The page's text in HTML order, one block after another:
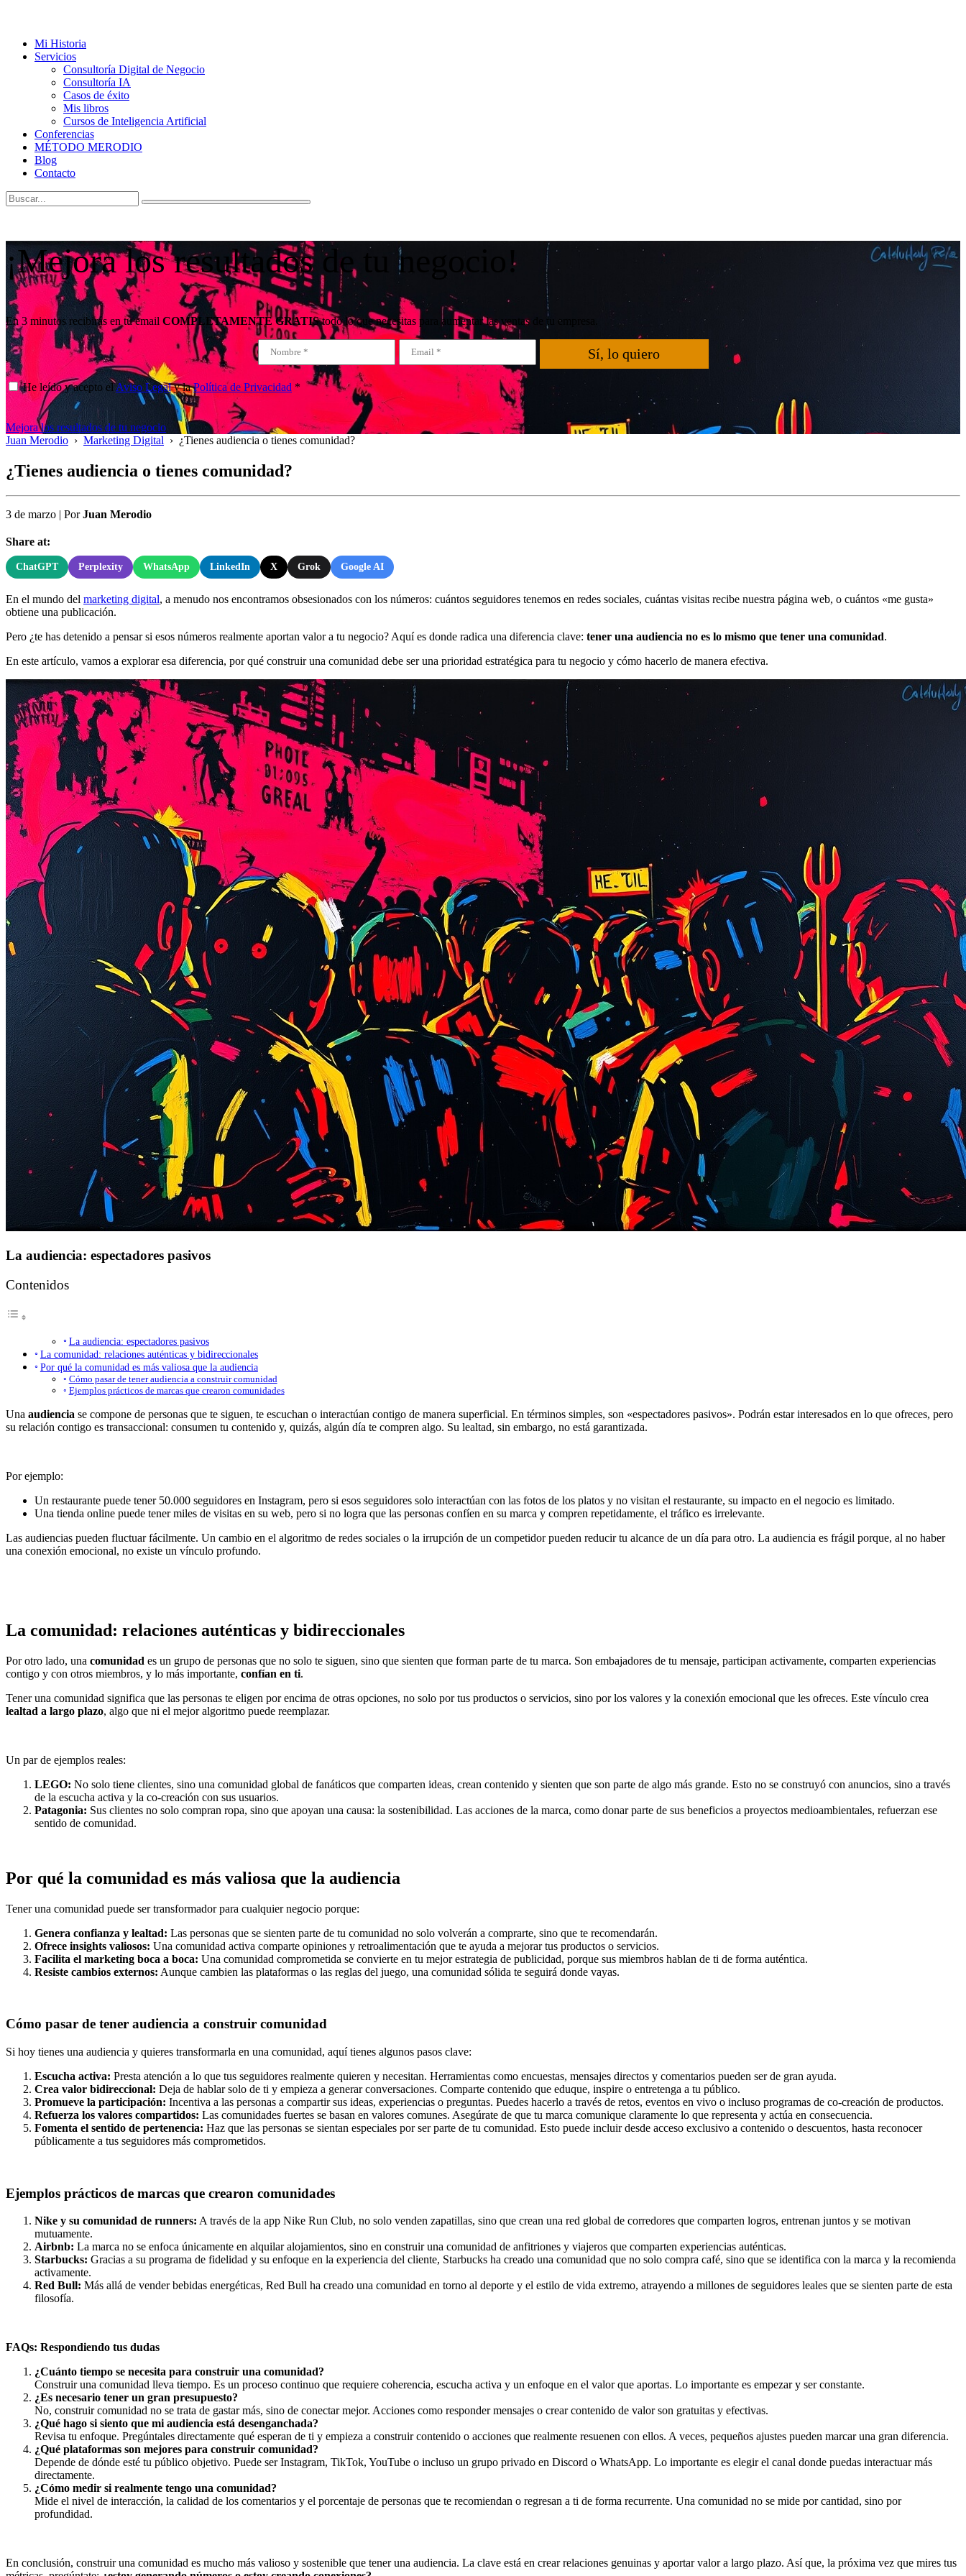
Mi Historia
Servicios
Consultoría Digital de Negocio
Consultoría IA
Casos de éxito
Mis libros
Cursos de Inteligencia Artificial
Conferencias
MÉTODO MERODIO
Blog
Contacto
¡Mejora los resultados de tu negocio!
En 3 minutos recibirás en tu email COMPLETAMENTE GRATIStodo lo que necesitas para aumentar las ventas de tu empresa.
Sí, lo quiero
He leído y acepto elAviso Legaly laPolítica de Privacidad *
Mejora los resultados de tu negocio
Juan Merodio › Marketing Digital › ¿Tienes audiencia o tienes comunidad?
¿Tienes audiencia o tienes comunidad?
3 de marzo | PorJuan Merodio
Share at:
ChatGPT Perplexity WhatsApp LinkedIn X Grok Google AI
En el mundo del marketing digital, a menudo nos encontramos obsesionados con los números: cuántos seguidores tenemos en redes sociales, cuántas visitas recibe nuestra página web, o cuántos «me gusta»
obtiene una publicación.
Pero ¿te has detenido a pensar si esos números realmente aportan valor a tu negocio? Aquí es donde radica una diferencia clave: tener una audiencia no es lo mismo que tener una comunidad.
En este artículo, vamos a explorar esa diferencia, por qué construir una comunidad debe ser una prioridad estratégica para tu negocio y cómo hacerlo de manera efectiva.
La audiencia: espectadores pasivos
Contenidos
La audiencia: espectadores pasivos
La comunidad: relaciones auténticas y bidireccionales
Por qué la comunidad es más valiosa que la audiencia
Cómo pasar de tener audiencia a construir comunidad
Ejemplos prácticos de marcas que crearon comunidades
Una audiencia se compone de personas que te siguen, te escuchan o interactúan contigo de manera superficial. En términos simples, son «espectadores pasivos». Podrán estar interesados en lo que ofreces, pero
su relación contigo es transaccional: consumen tu contenido y, quizás, algún día te compren algo. Su lealtad, sin embargo, no está garantizada.
Por ejemplo:
Un restaurante puede tener 50.000 seguidores en Instagram, pero si esos seguidores solo interactúan con las fotos de los platos y no visitan el restaurante, su impacto en el negocio es limitado.
Una tienda online puede tener miles de visitas en su web, pero si no logra que las personas confíen en su marca y compren repetidamente, el tráfico es irrelevante.
Las audiencias pueden fluctuar fácilmente. Un cambio en el algoritmo de redes sociales o la irrupción de un competidor pueden reducir tu alcance de un día para otro. La audiencia es frágil porque, al no haber
una conexión emocional, no existe un vínculo profundo.
La comunidad: relaciones auténticas y bidireccionales
Por otro lado, una comunidad es un grupo de personas que no solo te siguen, sino que sienten que forman parte de tu marca. Son embajadores de tu mensaje, participan activamente, comparten experiencias
contigo y con otros miembros, y lo más importante, confían en ti.
Tener una comunidad significa que las personas te eligen por encima de otras opciones, no solo por tus productos o servicios, sino por los valores y la conexión emocional que les ofreces. Este vínculo crea
lealtad a largo plazo, algo que ni el mejor algoritmo puede reemplazar.
Un par de ejemplos reales:
LEGO: No solo tiene clientes, sino una comunidad global de fanáticos que comparten ideas, crean contenido y sienten que son parte de algo más grande. Esto no se construyó con anuncios, sino a través
de la escucha activa y la co-creación con sus usuarios.
Patagonia: Sus clientes no solo compran ropa, sino que apoyan una causa: la sostenibilidad. Las acciones de la marca, como donar parte de sus beneficios a proyectos medioambientales, refuerzan ese
sentido de comunidad.
Por qué la comunidad es más valiosa que la audiencia
Tener una comunidad puede ser transformador para cualquier negocio porque:
Genera confianza y lealtad: Las personas que se sienten parte de tu comunidad no solo volverán a comprarte, sino que te recomendarán.
Ofrece insights valiosos: Una comunidad activa comparte opiniones y retroalimentación que te ayuda a mejorar tus productos o servicios.
Facilita el marketing boca a boca: Una comunidad comprometida se convierte en tu mejor estrategia de publicidad, porque sus miembros hablan de ti de forma auténtica.
Resiste cambios externos: Aunque cambien las plataformas o las reglas del juego, una comunidad sólida te seguirá donde vayas.
Cómo pasar de tener audiencia a construir comunidad
Si hoy tienes una audiencia y quieres transformarla en una comunidad, aquí tienes algunos pasos clave:
Escucha activa: Presta atención a lo que tus seguidores realmente quieren y necesitan. Herramientas como encuestas, mensajes directos y comentarios pueden ser de gran ayuda.
Crea valor bidireccional: Deja de hablar solo de ti y empieza a generar conversaciones. Comparte contenido que eduque, inspire o entretenga a tu público.
Promueve la participación: Incentiva a las personas a compartir sus ideas, experiencias o preguntas. Puedes hacerlo a través de retos, eventos en vivo o incluso programas de co-creación de productos.
Refuerza los valores compartidos: Las comunidades fuertes se basan en valores comunes. Asegúrate de que tu marca comunique claramente lo que representa y actúa en consecuencia.
Fomenta el sentido de pertenencia: Haz que las personas se sientan especiales por ser parte de tu comunidad. Esto puede incluir desde acceso exclusivo a contenido o descuentos, hasta reconocer
públicamente a tus seguidores más comprometidos.
Ejemplos prácticos de marcas que crearon comunidades
Nike y su comunidad de runners: A través de la app Nike Run Club, no solo venden zapatillas, sino que crean una red global de corredores que comparten logros, entrenan juntos y se motivan
mutuamente.
Airbnb: La marca no se enfoca únicamente en alquilar alojamientos, sino en construir una comunidad de anfitriones y viajeros que comparten experiencias auténticas.
Starbucks: Gracias a su programa de fidelidad y su enfoque en la experiencia del cliente, Starbucks ha creado una comunidad que no solo compra café, sino que se identifica con la marca y la recomienda
activamente.
Red Bull: Más allá de vender bebidas energéticas, Red Bull ha creado una comunidad en torno al deporte y el estilo de vida extremo, atrayendo a millones de seguidores leales que se sienten parte de esta
filosofía.
FAQs: Respondiendo tus dudas
¿Cuánto tiempo se necesita para construir una comunidad?
Construir una comunidad lleva tiempo. Es un proceso continuo que requiere coherencia, escucha activa y un enfoque en el valor que aportas. Lo importante es empezar y ser constante.
¿Es necesario tener un gran presupuesto?
No, construir comunidad no se trata de gastar más, sino de conectar mejor. Acciones como responder mensajes o crear contenido de valor son gratuitas y efectivas.
¿Qué hago si siento que mi audiencia está desenganchada?
Revisa tu enfoque. Pregúntales directamente qué esperan de ti y empieza a construir contenido o acciones que realmente resuenen con ellos. A veces, pequeños ajustes pueden marcar una gran diferencia.
¿Qué plataformas son mejores para construir comunidad?
Depende de dónde esté tu público objetivo. Puede ser Instagram, TikTok, YouTube o incluso un grupo privado en Discord o WhatsApp. Lo importante es elegir el canal donde puedas interactuar más
directamente.
¿Cómo medir si realmente tengo una comunidad?
Mide el nivel de interacción, la calidad de los comentarios y el porcentaje de personas que te recomiendan o regresan a ti de forma recurrente. Una comunidad no se mide por cantidad, sino por
profundidad.
En conclusión, construir una comunidad es mucho más valioso y sostenible que tener una audiencia. La clave está en crear relaciones genuinas y aportar valor a largo plazo. Así que, la próxima vez que mires tus